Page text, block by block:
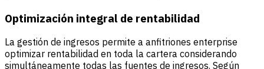
Optimización integral de rentabilidad
La gestión de ingresos permite a anfitriones enterprise
optimizar rentabilidad en toda la cartera considerando
simultáneamente todas las fuentes de ingresos. Según